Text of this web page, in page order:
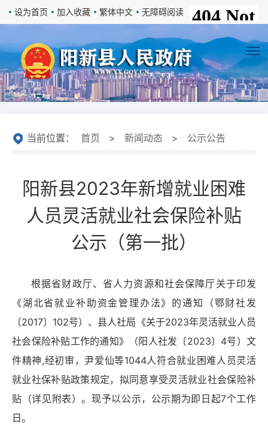
设为首页 加入收藏 繁体中文 无障碍阅读
当前位置： 首页 > 新闻动态 > 公示公告
阳新县2023年新增就业困难
人员灵活就业社会保险补贴
公示（第一批）
根据省财政厅、省人力资源和社会保障厅关于印发
《湖北省就业补助资金管理办法》的通知（鄂财社发
〔2017〕102号）、县人社局《关于2023年灵活就业人员
社会保险补贴工作的通知》（阳人社发〔2023〕4号）文
件精神,经初审，尹爱仙等1044人符合就业困难人员灵活
就业社保补贴政策规定，拟同意享受灵活就业社会保险补
贴（详见附表）。现予以公示，公示期为即日起7个工作
日。